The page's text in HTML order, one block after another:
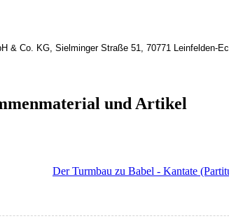
& Co. KG, Sielminger Straße 51, 70771 Leinfelden-
und Artikel
Der Turmbau zu Babel - Kantate